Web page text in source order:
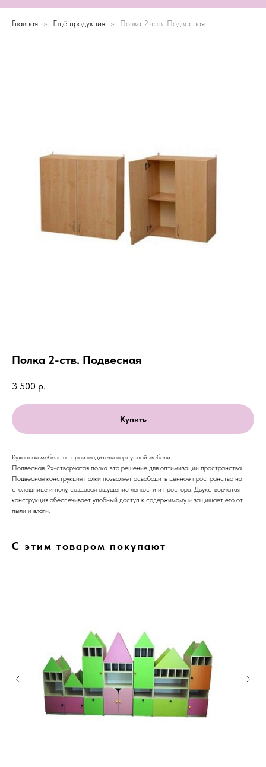
Главная Ещё продукция Полка 2-ств. Подвесная
Полка 2-ств. Подвесная
3 500 р.
Купить
Кухонная мебель от производителя корпусной мебели.
Подвесная 2х-створчатая полка это решение для оптимизации пространства.
Подвесная конструкция полки позволяет освободить ценное пространство на
столешнице и полу, создавая ощущение легкости и простора. Двухстворчатая
конструкция обеспечивает удобный доступ к содержимому и защищает его от
пыли и влаги.
С этим товаром покупают